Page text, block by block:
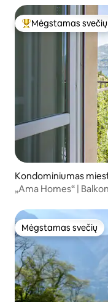
Svečių
Mėgstamas svečių
Kondominiumas
„Ama Homes“ |
Mėgstamas svečių
Mėgstamas svečių